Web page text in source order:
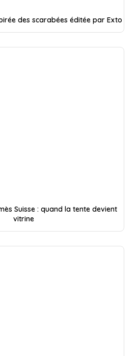
des scarabées éditée par Exto
Suisse : quand la tente devient
vitrine